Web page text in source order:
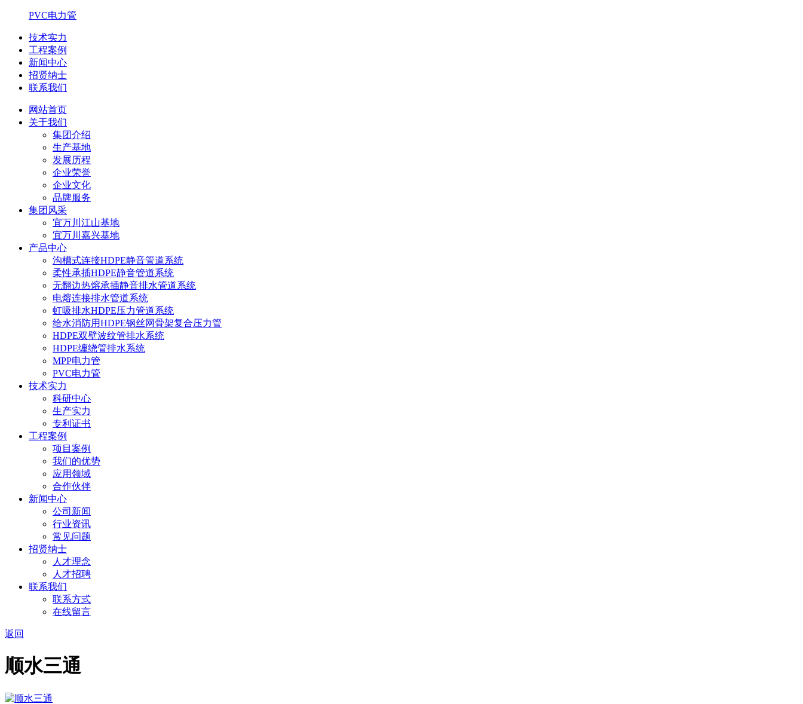
PVC电力管
技术实力
工程案例
新闻中心
招贤纳士
联系我们
网站首页
关于我们
集团介绍
生产基地
发展历程
企业荣誉
企业文化
品牌服务
集团风采
宜万川江山基地
宜万川嘉兴基地
产品中心
沟槽式连接HDPE静音管道系统
柔性承插HDPE静音管道系统
无翻边热熔承插静音排水管道系统
电熔连接排水管道系统
虹吸排水HDPE压力管道系统
给水消防用HDPE钢丝网骨架复合压力管
HDPE双壁波纹管排水系统
HDPE缠绕管排水系统
MPP电力管
PVC电力管
技术实力
科研中心
生产实力
专利证书
工程案例
项目案例
我们的优势
应用领域
合作伙伴
新闻中心
公司新闻
行业资讯
常见问题
招贤纳士
人才理念
人才招聘
联系我们
联系方式
在线留言
返回
顺水三通